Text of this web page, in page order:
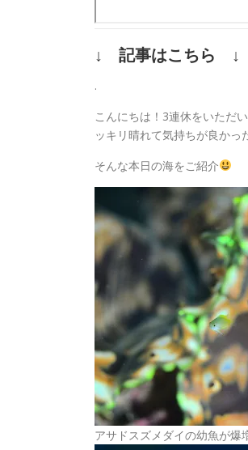
↓ 記事はこちら ↓
.
こんにちは！3連休をいただ
ッキリ晴れて気持ちが良かっ
そんな本日の海をご紹介
アサドスズメダイの幼魚が爆